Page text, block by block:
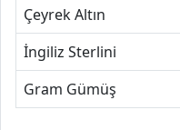
Çeyrek Altın
İngiliz Sterlini
Gram Gümüş